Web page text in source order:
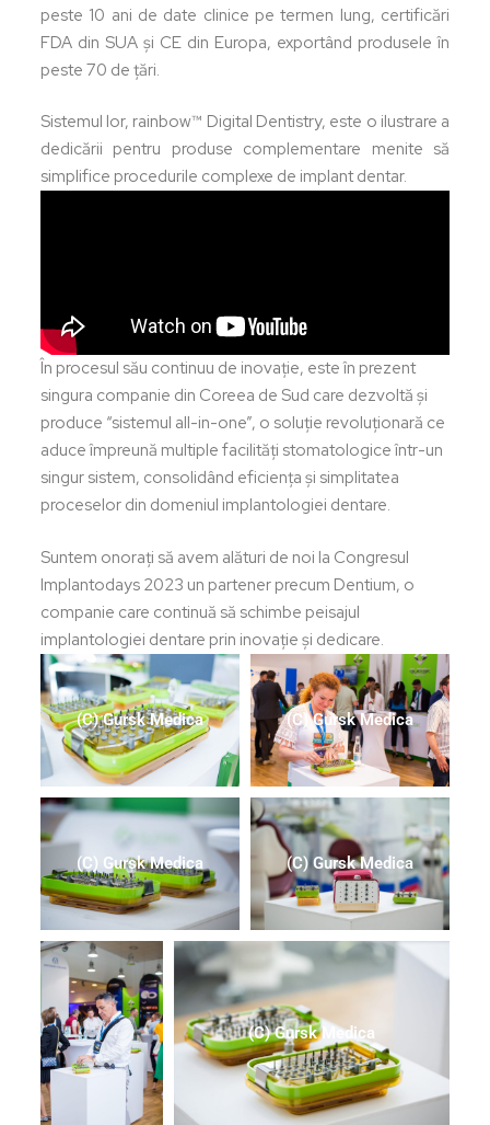
peste 10 ani de date clinice pe termen lung, certificări
FDA din SUA și CE din Europa, exportând produsele în
peste 70 de țări.
Sistemul lor, rainbow™ Digital Dentistry, este o ilustrare a
dedicării pentru produse complementare menite să
simplifice procedurile complexe de implant dentar.
În procesul său continuu de inovație, este în prezent
singura companie din Coreea de Sud care dezvoltă și
produce “sistemul all-in-one”, o soluție revoluționară ce
aduce împreună multiple facilități stomatologice într-un
singur sistem, consolidând eficiența și simplitatea
proceselor din domeniul implantologiei dentare.
Suntem onorați să avem alături de noi la Congresul
Implantodays 2023 un partener precum Dentium, o
companie care continuă să schimbe peisajul
implantologiei dentare prin inovație și dedicare.
(C) Gursk Medica (C) Gursk Medica
(C) Gursk Medica (C) Gursk Medica
(C) Gursk Medica